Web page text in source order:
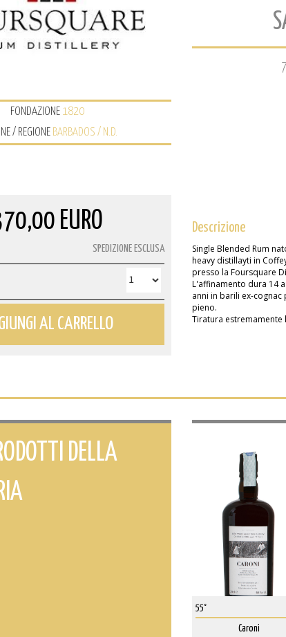
FONDAZIONE 1820
/ REGIONE BARBADOS / N.D.
EURO
SPEDIZIONE ESCLUSA
AL CARRELLO
Descrizione
Single Blended Rum
heavy distillayti in
presso la Foursquare
L'affinamento dura 14
anni in barili ex-
pieno.
Tiratura
DELLA
55°
Caroni